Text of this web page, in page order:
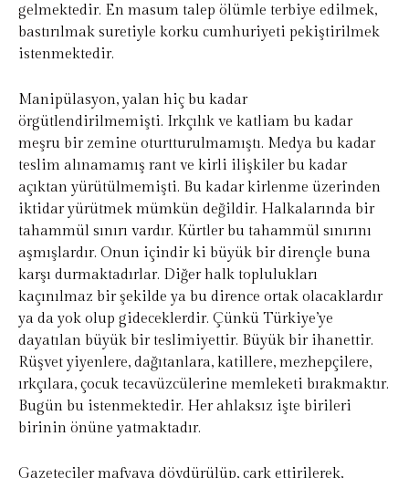
gelmektedir. En masum talep ölümle terbiye edilmek,
bastırılmak suretiyle korku cumhuriyeti pekiştirilmek
istenmektedir.
Manipülasyon, yalan hiç bu kadar
örgütlendirilmemişti. Irkçılık ve katliam bu kadar
meşru bir zemine oturtturulmamıştı. Medya bu kadar
teslim alınamamış rant ve kirli ilişkiler bu kadar
açıktan yürütülmemişti. Bu kadar kirlenme üzerinden
iktidar yürütmek mümkün değildir. Halkalarında bir
tahammül sınırı vardır. Kürtler bu tahammül sınırını
aşmışlardır. Onun içindir ki büyük bir dirençle buna
karşı durmaktadırlar. Diğer halk toplulukları
kaçınılmaz bir şekilde ya bu dirence ortak olacaklardır
ya da yok olup gideceklerdir. Çünkü Türkiye’ye
dayatılan büyük bir teslimiyettir. Büyük bir ihanettir.
Rüşvet yiyenlere, dağıtanlara, katillere, mezhepçilere,
ırkçılara, çocuk tecavüzcülerine memleketi bırakmaktır.
Bugün bu istenmektedir. Her ahlaksız işte birileri
birinin önüne yatmaktadır.
Gazeteciler mafyaya dövdürülüp, çark ettirilerek,